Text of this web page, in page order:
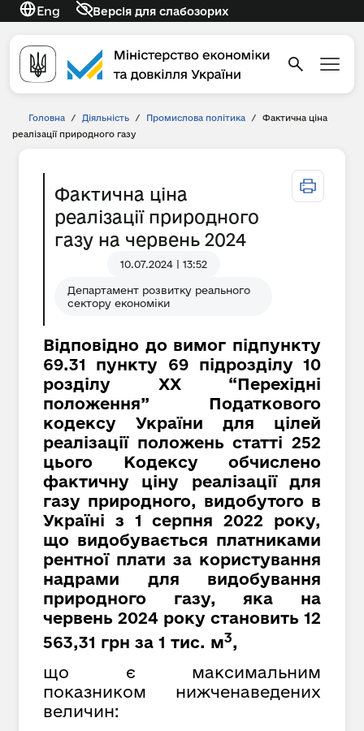
Eng Версія для слабозорих
Головна / Діяльність / Промислова політика /
Фактична ціна
реалізації природного газу
Фактична ціна
реалізації природного
газу на червень 2024
10.07.2024 | 13:52
Департамент розвитку реального
сектору економіки
Відповідно до вимог підпункту
69.31 пункту 69 підрозділу 10
розділу XX “Перехідні
положення” Податкового
кодексу України для цілей
реалізації положень статті 252
цього Кодексу обчислено
фактичну ціну реалізації для
газу природного, видобутого в
Україні з 1 серпня 2022 року,
що видобувається платниками
рентної плати за користування
надрами для видобування
природного газу, яка на
червень 2024 року становить 12
563,31 грн за 1 тис. м3,
що є максимальним
показником нижченаведених
величин: